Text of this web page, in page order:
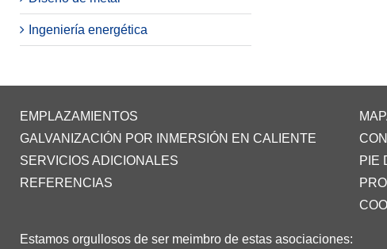
Ingeniería energética
EMPLAZAMIENTOS
GALVANIZACIÓN POR INMERSIÓN EN CALIENTE
SERVICIOS ADICIONALES
REFERENCIAS
PIE
Estamos orgullosos de ser meimbro de estas asociaciones: